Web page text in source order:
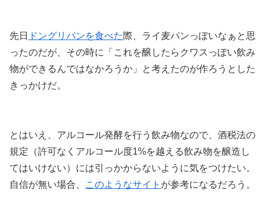
先日 ドングリパンを食べた際、ライ麦パンっぽいなぁと思
ったのだが、その時に「これを醸したらクワスっぽい飲み
物ができるんではなかろうか」と考えたのが作ろうとした
きっかけだ。
とはいえ、アルコール発酵を行う飲み物なので、酒税法の
規定（許可なくアルコール度1%を越える飲み物を醸造し
てはいけない）には引っかからないように気をつけたい。
自信が無い場合、
このようなサイト が参考になるだろう。